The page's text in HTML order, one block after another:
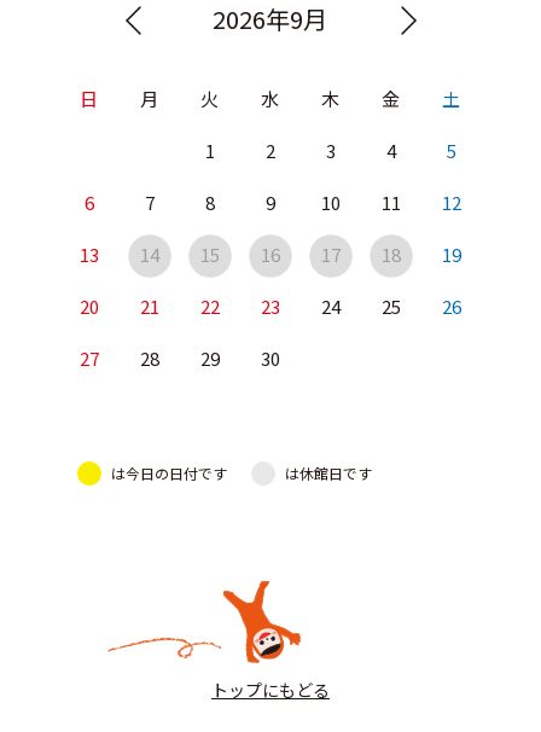
2026年9月
日 月 火 水 木 金 土
1 2 3 4 5
6 7 8 9 10 11 12
13 14 15 16 17 18 19
20 21 22 23 24 25 26
27 28 29 30
は今日の日付です は休館日です
トップにもどる